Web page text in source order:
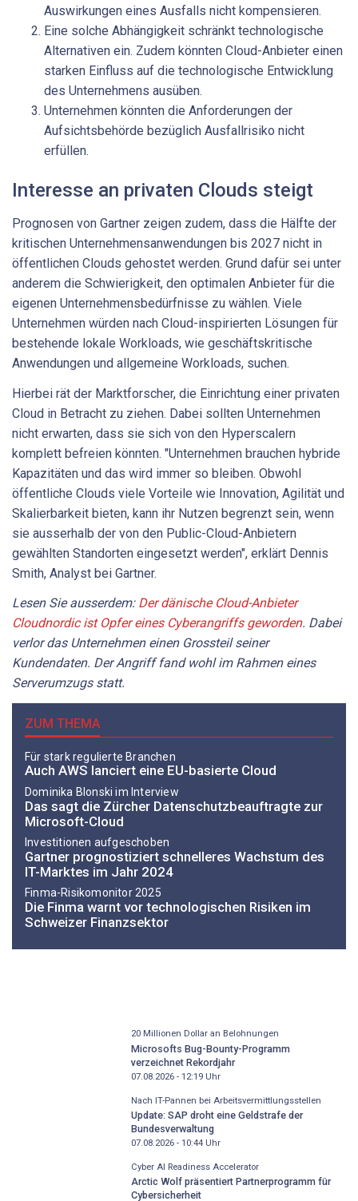
Auswirkungen eines Ausfalls nicht kompensieren.
Eine solche Abhängigkeit schränkt technologische
Alternativen ein. Zudem könnten Cloud-Anbieter einen
starken Einfluss auf die technologische Entwicklung
des Unternehmens ausüben.
Unternehmen könnten die Anforderungen der
Aufsichtsbehörde bezüglich Ausfallrisiko nicht
erfüllen.
Interesse an privaten Clouds steigt
Prognosen von Gartner zeigen zudem, dass die Hälfte der
kritischen Unternehmensanwendungen bis 2027 nicht in
öffentlichen Clouds gehostet werden. Grund dafür sei unter
anderem die Schwierigkeit, den optimalen Anbieter für die
eigenen Unternehmensbedürfnisse zu wählen. Viele
Unternehmen würden nach Cloud-inspirierten Lösungen für
bestehende lokale Workloads, wie geschäftskritische
Anwendungen und allgemeine Workloads, suchen.
Hierbei rät der Marktforscher, die Einrichtung einer privaten
Cloud in Betracht zu ziehen. Dabei sollten Unternehmen
nicht erwarten, dass sie sich von den Hyperscalern
komplett befreien könnten. "Unternehmen brauchen hybride
Kapazitäten und das wird immer so bleiben. Obwohl
öffentliche Clouds viele Vorteile wie Innovation, Agilität und
Skalierbarkeit bieten, kann ihr Nutzen begrenzt sein, wenn
sie ausserhalb der von den Public-Cloud-Anbietern
gewählten Standorten eingesetzt werden", erklärt Dennis
Smith, Analyst bei Gartner.
Lesen Sie ausserdem: Der dänische Cloud-Anbieter
Cloudnordic ist Opfer eines Cyberangriffs geworden. Dabei
verlor das Unternehmen einen Grossteil seiner
Kundendaten. Der Angriff fand wohl im Rahmen eines
Serverumzugs statt.
ZUM THEMA
Für stark regulierte Branchen
Auch AWS lanciert eine EU-basierte Cloud
Dominika Blonski im Interview
Das sagt die Zürcher Datenschutzbeauftragte zur
Microsoft-Cloud
Investitionen aufgeschoben
Gartner prognostiziert schnelleres Wachstum des
IT-Marktes im Jahr 2024
Finma-Risikomonitor 2025
Die Finma warnt vor technologischen Risiken im
Schweizer Finanzsektor
20 Millionen Dollar an Belohnungen
Microsofts Bug-Bounty-Programm
verzeichnet Rekordjahr
07.08.2026 - 12:19Uhr
Nach IT-Pannen bei Arbeitsvermittlungsstellen
Update: SAP droht eine Geldstrafe der
Bundesverwaltung
07.08.2026 - 10:44Uhr
Cyber AI Readiness Accelerator
Arctic Wolf präsentiert Partnerprogramm für
Cybersicherheit